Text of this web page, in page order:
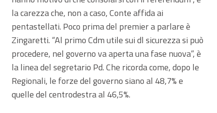
la carezza che, non a caso, Conte affida ai
pentastellati. Poco prima del premier a parlare è
Zingaretti. “Al primo Cdm utile sui dl sicurezza si può
procedere, nel governo va aperta una fase nuova”, è
la linea del segretario Pd. Che ricorda come, dopo le
Regionali, le forze del governo siano al 48,7% e
quelle del centrodestra al 46,5%.